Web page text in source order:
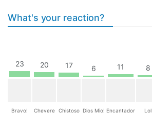
What's your reaction?
23
Bravo!
20
Chevere
17
Chistoso
6
Dios Mio!
11
Encantador
8
Lol